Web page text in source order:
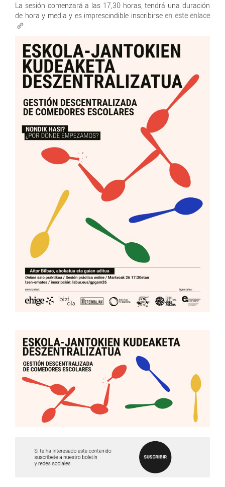
La sesión comenzará a las 17,30 horas, tendrá una duración
de hora y media y es imprescindible inscribirse en este enlace
.